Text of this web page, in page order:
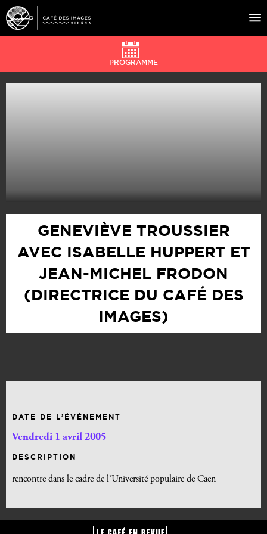
À L’AFFICHE
PROGRAMME
GENEVIÈVE TROUSSIER
AVEC ISABELLE HUPPERT ET
JEAN-MICHEL FRODON
(DIRECTRICE DU CAFÉ DES
IMAGES)
DATE DE L’ÉVÉNEMENT
Vendredi 1 avril 2005
DESCRIPTION
rencontre dans le cadre de l’Université populaire de Caen